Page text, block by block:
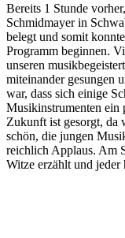
Bereits 1 Stunde
Schmidmayer in
belegt und somit
Programm beginnen.
unseren
miteinander gesungen
war, dass sich einige
Musikinstrumenten ein
Zukunft ist gesorgt, da
schön, die jungen
reichlich Applaus. Am
Witze erzählt und jeder